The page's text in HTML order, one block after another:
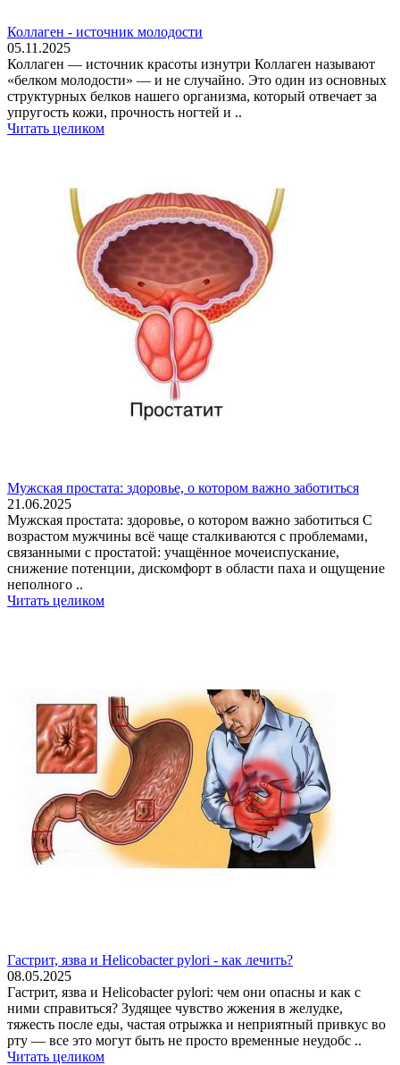
Коллаген - источник молодости
05.11.2025
Коллаген — источник красоты изнутри Коллаген называют
«белком молодости» — и не случайно. Это один из основных
структурных белков нашего организма, который отвечает за
упругость кожи, прочность ногтей и ..
Читать целиком
Мужская простата: здоровье, о котором важно заботиться
21.06.2025
Мужская простата: здоровье, о котором важно заботиться С
возрастом мужчины всё чаще сталкиваются с проблемами,
связанными с простатой: учащённое мочеиспускание,
снижение потенции, дискомфорт в области паха и ощущение
неполного ..
Читать целиком
Гастрит, язва и Helicobacter pylori - как лечить?
08.05.2025
Гастрит, язва и Helicobacter pylori: чем они опасны и как с
ними справиться? Зудящее чувство жжения в желудке,
тяжесть после еды, частая отрыжка и неприятный привкус во
рту — все это могут быть не просто временные неудобс ..
Читать целиком